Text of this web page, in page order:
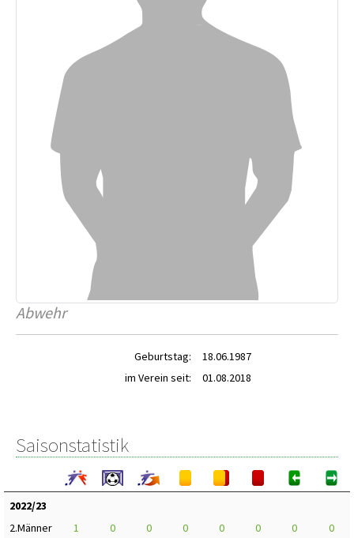
Abwehr
Geburtstag:
18.06.1987
im Verein seit:
01.08.2018
Saisonstatistik
2022/23
2.Männer
1 0 0 0 0 0 0
0